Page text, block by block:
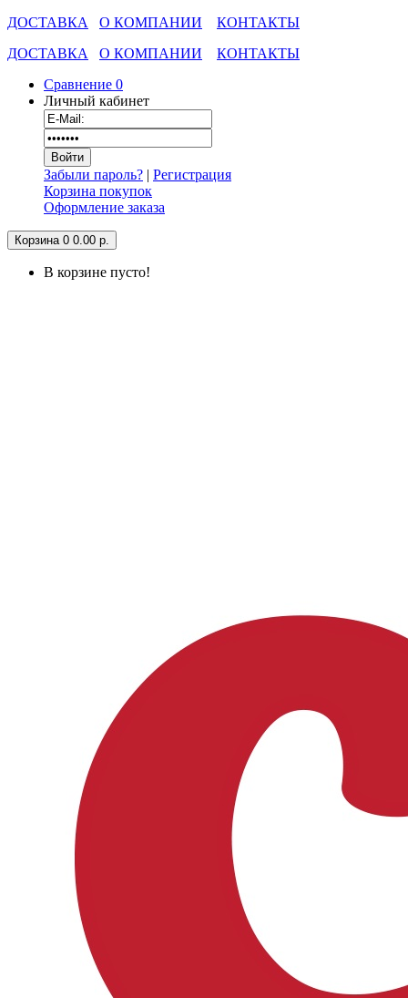
ДОСТАВКА О КОМПАНИИ
КОНТАКТЫ
ДОСТАВКА
О КОМПАНИИ
КОНТАКТЫ
Сравнение 0
Личный кабинет
Забыли пароль? | Регистрация
Корзина покупок
Оформление заказа
Корзина 0 0.00 р.
В корзине пусто!